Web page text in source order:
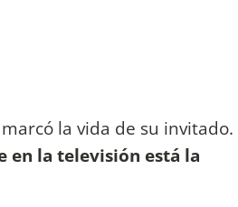
la vida de su invitado.
en la televisión está la